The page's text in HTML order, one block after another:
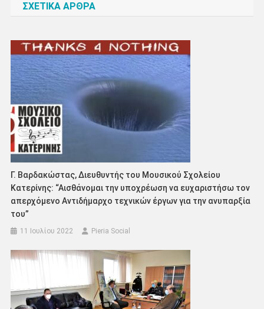
ΣΧΕΤΙΚΑ ΑΡΘΡΑ
Γ. Βαρδακώστας, Διευθυντής του Μουσικού Σχολείου
Κατερίνης: “Αισθάνομαι την υποχρέωση να ευχαριστήσω τον
απερχόμενο Αντιδήμαρχο τεχνικών έργων για την ανυπαρξία
του”
11 Ιουλίου 2022 Pieria Social